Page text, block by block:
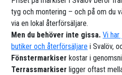
tyg och montering – och på om du
via en lokal återförsäljare.
Men du behöver inte gissa.Vi
butiker och återförsäljare i Svalöv,
Fönstermarkiser kostar i
Terrassmarkiser ligger oftast